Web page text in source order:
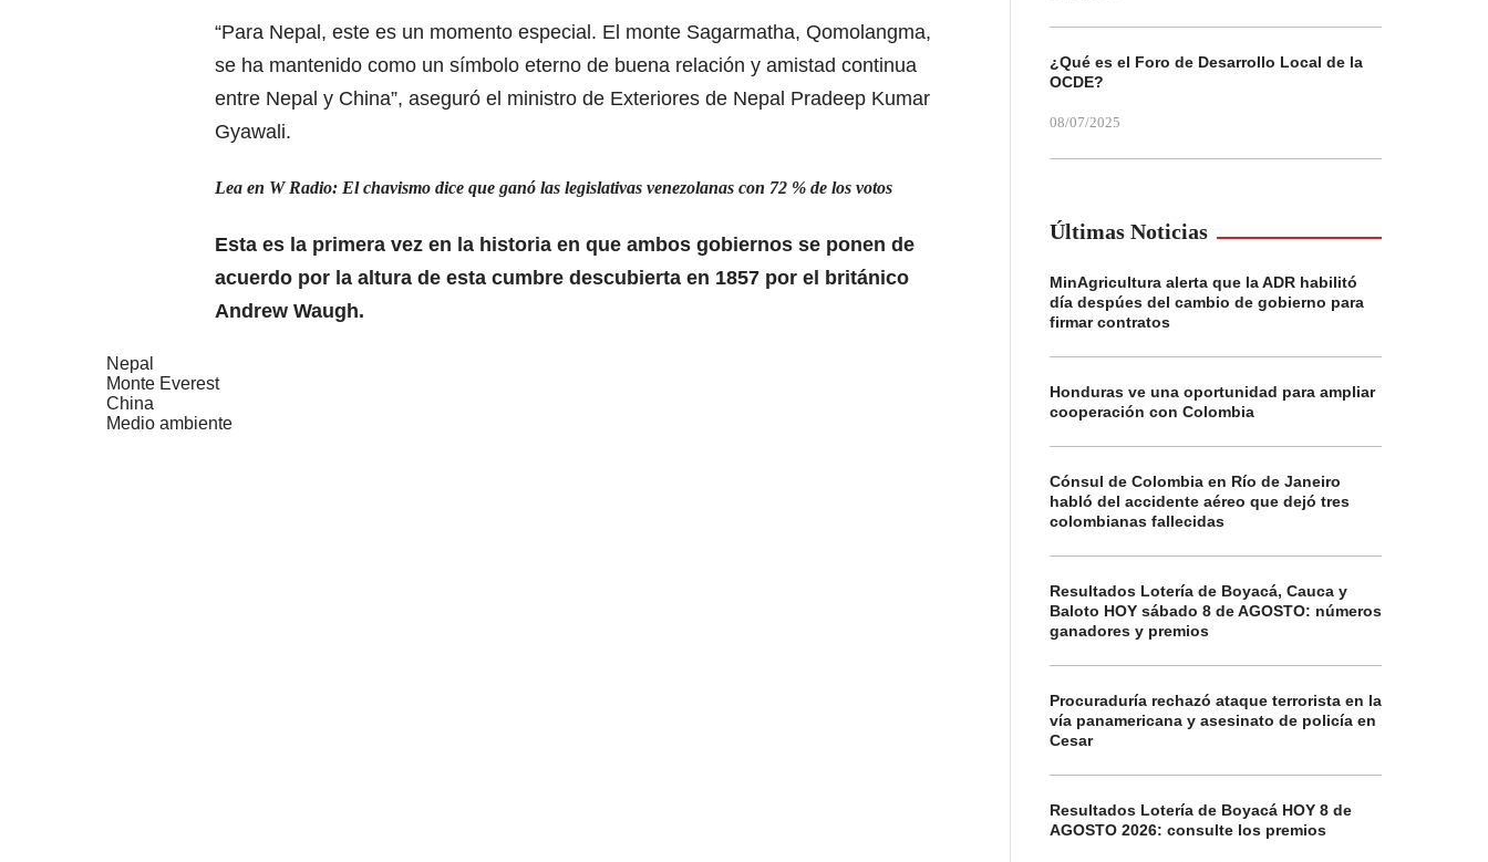
“Para Nepal, este es un momento especial. El monte Sagarmatha, Qomolangma,
se ha mantenido como un símbolo eterno de buena relación y amistad continua
entre Nepal y China”, aseguró el ministro de Exteriores de Nepal Pradeep Kumar
Gyawali.
Lea en W Radio: El chavismo dice que ganó las legislativas venezolanas con 72 % de los votos
Esta es la primera vez en la historia en que ambos gobiernos se ponen de
acuerdo por la altura de esta cumbre descubierta en 1857 por el británico
Andrew Waugh.
Nepal
Monte Everest
China
Medio ambiente
¿Qué es el Foro de Desarrollo Local de la
OCDE?
08/07/2025
Últimas Noticias
MinAgricultura alerta que la ADR habilitó
día despúes del cambio de gobierno para
firmar contratos
Honduras ve una oportunidad para ampliar
cooperación con Colombia
Cónsul de Colombia en Río de Janeiro
habló del accidente aéreo que dejó tres
colombianas fallecidas
Resultados Lotería de Boyacá, Cauca y
Baloto HOY sábado 8 de AGOSTO: números
ganadores y premios
Procuraduría rechazó ataque terrorista en la
vía panamericana y asesinato de policía en
Cesar
Resultados Lotería de Boyacá HOY 8 de
AGOSTO 2026: consulte los premios